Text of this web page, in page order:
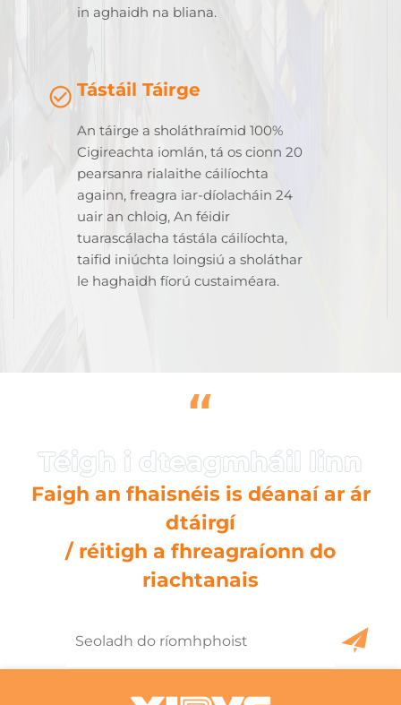
in aghaidh na bliana.
Tástáil Táirge
An táirge a sholáthraímid 100%
Cigireachta iomlán, tá os cionn 20
pearsanra rialaithe cáilíochta
againn, freagra iar-díolacháin 24
uair an chloig, An féidir
tuarascálacha tástála cáilíochta,
taifid iniúchta loingsiú a sholáthar
le haghaidh fíorú custaiméara.
“
Faigh an fhaisnéis is déanaí ar ár
dtáirgí
/ réitigh a fhreagraíonn do
riachtanais